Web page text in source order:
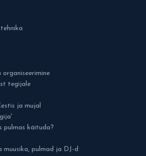
organiseerimine
tegijale
ja mujal
pulmas käituda?
muusika, pulmad ja DJ-d